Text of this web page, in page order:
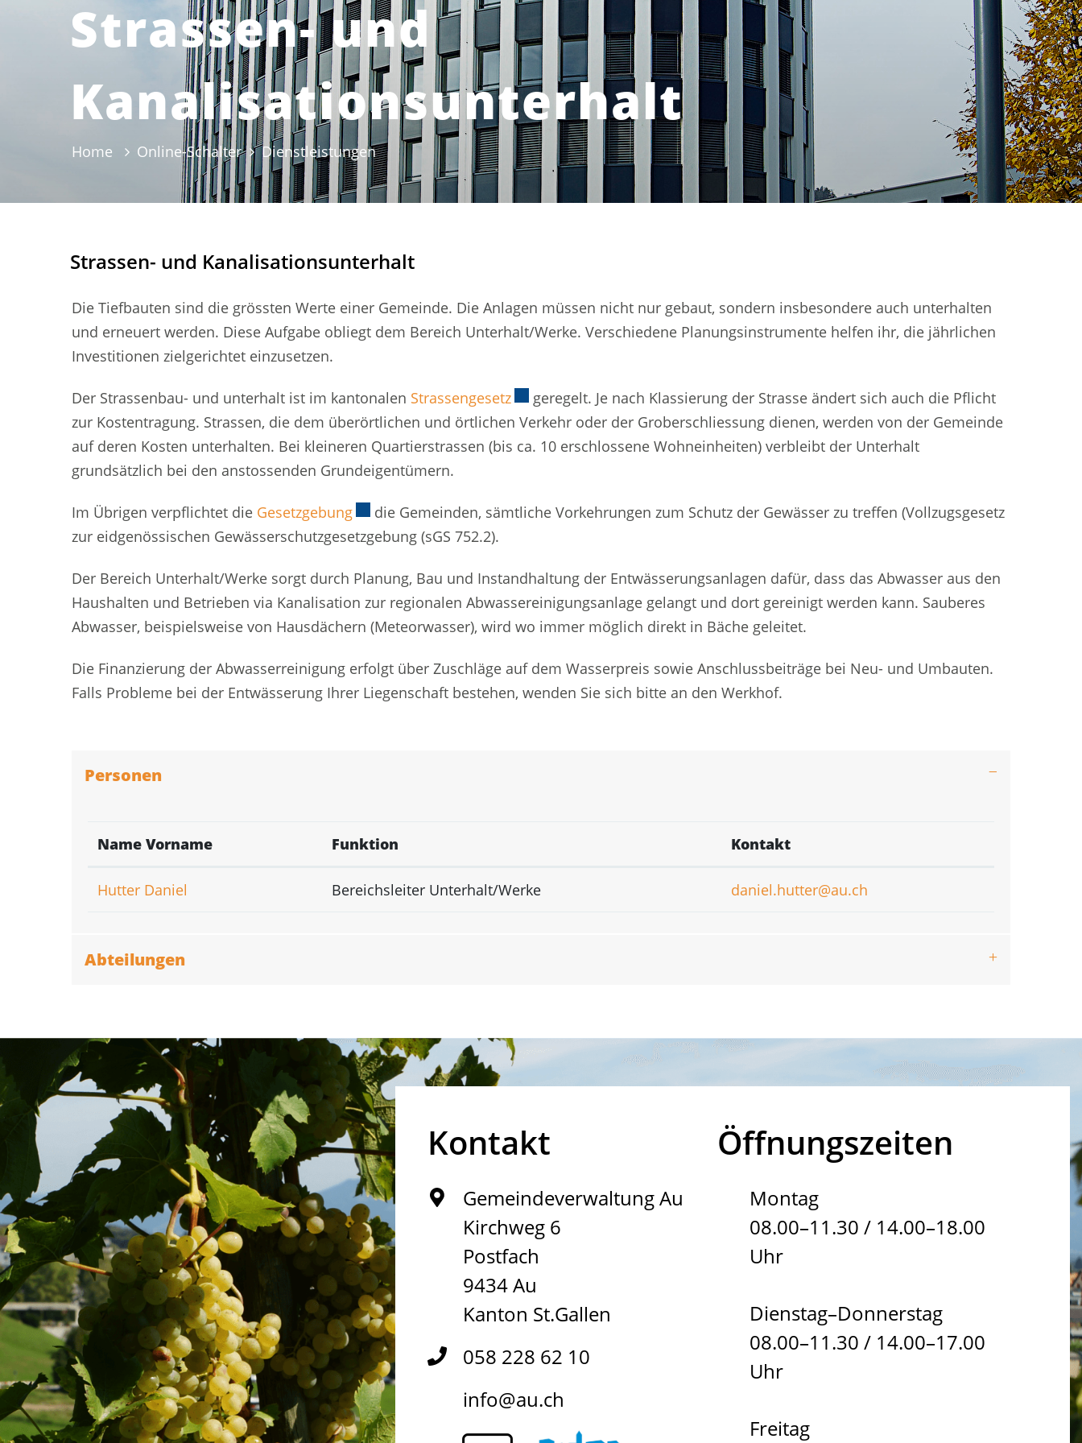
Strassen- und
Kanalisationsunterhalt
Home Online-Schalter Dienstleistungen(ausgewählt)
Strassen- und Kanalisationsunterhalt
Die Tiefbauten sind die grössten Werte einer Gemeinde. Die Anlagen müssen nicht nur gebaut, sondern insbesondere auch unterhalten
und erneuert werden. Diese Aufgabe obliegt dem Bereich Unterhalt/Werke. Verschiedene Planungsinstrumente helfen ihr, die jährlichen
Investitionen zielgerichtet einzusetzen.
Der Strassenbau- und unterhalt ist im kantonalen StrassengesetzExterner Link wird in einem neuen Fenster geöffnet.
geregelt. Je nach Klassierung der Strasse ändert sich auch die Pflicht
zur Kostentragung. Strassen, die dem überörtlichen und örtlichen Verkehr oder der Groberschliessung dienen, werden von der Gemeinde
auf deren Kosten unterhalten. Bei kleineren Quartierstrassen (bis ca. 10 erschlossene Wohneinheiten) verbleibt der Unterhalt
grundsätzlich bei den anstossenden Grundeigentümern.
Im Übrigen verpflichtet die GesetzgebungExterner Link wird in einem neuen Fenster geöffnet.
die Gemeinden, sämtliche Vorkehrungen zum Schutz der Gewässer zu treffen (Vollzugsgesetz
zur eidgenössischen Gewässerschutzgesetzgebung (sGS 752.2).
Der Bereich Unterhalt/Werke sorgt durch Planung, Bau und Instandhaltung der Entwässerungsanlagen dafür, dass das Abwasser aus den
Haushalten und Betrieben via Kanalisation zur regionalen Abwassereinigungsanlage gelangt und dort gereinigt werden kann. Sauberes
Abwasser, beispielsweise von Hausdächern (Meteorwasser), wird wo immer möglich direkt in Bäche geleitet.
Die Finanzierung der Abwasserreinigung erfolgt über Zuschläge auf dem Wasserpreis sowie Anschlussbeiträge bei Neu- und Umbauten.
Falls Probleme bei der Entwässerung Ihrer Liegenschaft bestehen, wenden Sie sich bitte an den Werkhof.
Zugehörige Objekte
Personen
Name Vorname Funktion Kontakt
Hutter Daniel Bereichsleiter Unterhalt/Werke daniel.hutter@au.ch
Abteilungen
Fusszeile Kontakt
Gemeindeverwaltung Au
Kirchweg 6
Postfach
9434 Au
Kanton St.Gallen
058 228 62 10
info@au.ch
Öffnungszeiten
Montag
08.00–11.30 / 14.00–18.00
Uhr
Dienstag–Donnerstag
08.00–11.30 / 14.00–17.00
Uhr
Freitag